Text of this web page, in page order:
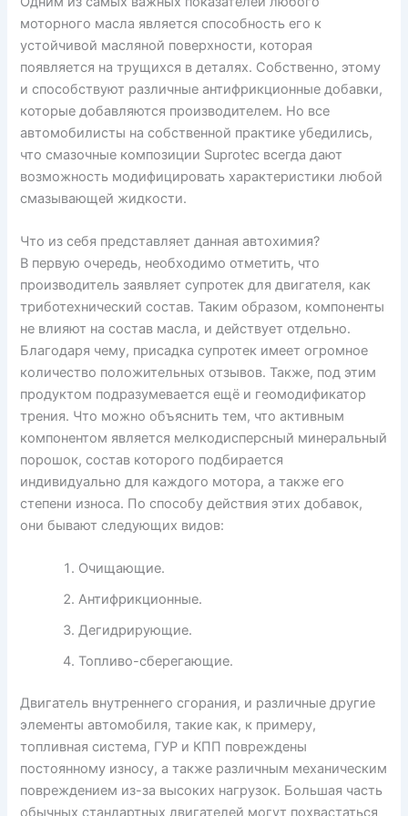
моторного масла является способность его к
устойчивой масляной поверхности, которая
появляется на трущихся в деталях. Собственно, этому
и способствуют различные антифрикционные добавки,
которые добавляются производителем. Но все
автомобилисты на собственной практике убедились,
что смазочные композиции Suprotec всегда дают
возможность модифицировать характеристики любой
смазывающей жидкости.
Что из себя представляет данная автохимия?
В первую очередь, необходимо отметить, что
производитель заявляет супротек для двигателя, как
триботехнический состав. Таким образом, компоненты
не влияют на состав масла, и действует отдельно.
Благодаря чему, присадка супротек имеет огромное
количество положительных отзывов. Также, под этим
продуктом подразумевается ещё и геомодификатор
трения. Что можно объяснить тем, что активным
компонентом является мелкодисперсный минеральный
порошок, состав которого подбирается
индивидуально для каждого мотора, а также его
степени износа. По способу действия этих добавок,
они бывают следующих видов:
Очищающие.
Антифрикционные.
Дегидрирующие.
Топливо-сберегающие.
Двигатель внутреннего сгорания, и различные другие
элементы автомобиля, такие как, к примеру,
топливная система, ГУР и КПП повреждены
постоянному износу, а также различным механическим
повреждением из-за высоких нагрузок. Большая часть
обычных стандартных двигателей могут похвастаться